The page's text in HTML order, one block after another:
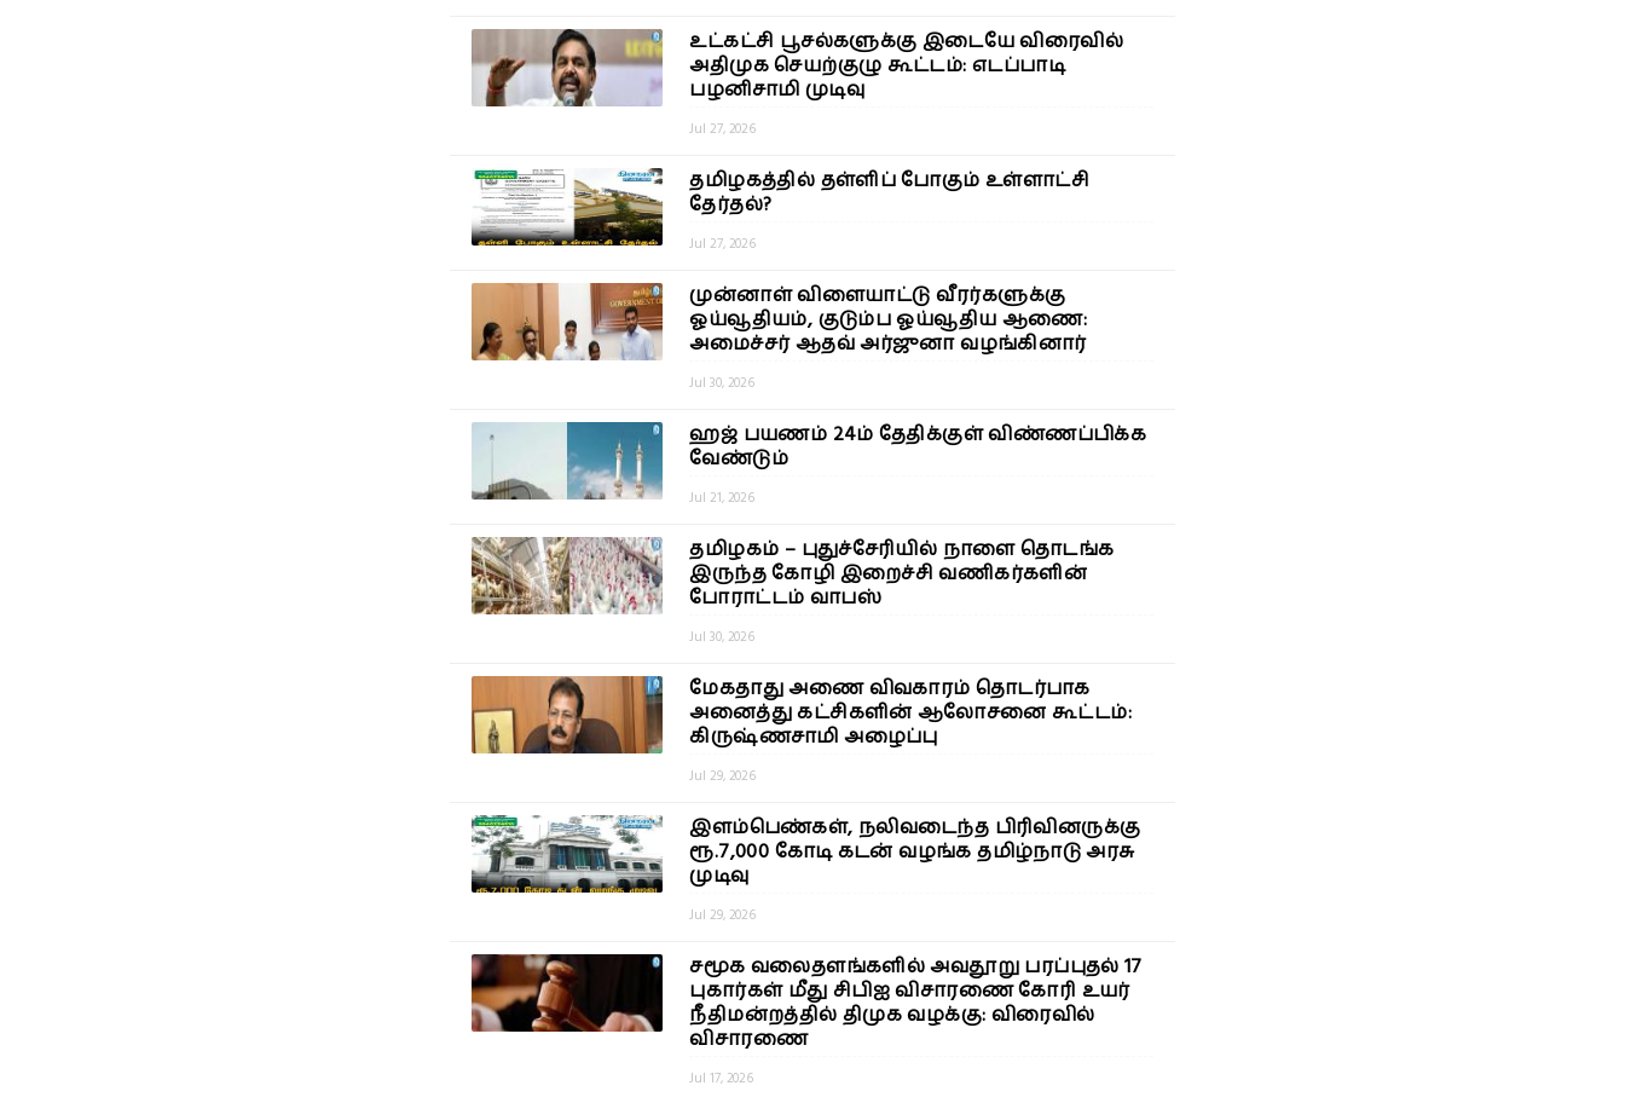
உட்கட்சி பூசல்களுக்கு இடையே விரைவில்
அதிமுக செயற்குழு கூட்டம்: எடப்பாடி
பழனிசாமி முடிவு
Jul 27, 2026
தமிழகத்தில் தள்ளிப் போகும் உள்ளாட்சி
தேர்தல்?
Jul 27, 2026
முன்னாள் விளையாட்டு வீரர்களுக்கு
ஓய்வூதியம், குடும்ப ஓய்வூதிய ஆணை:
அமைச்சர் ஆதவ் அர்ஜுனா வழங்கினார்
Jul 30, 2026
ஹஜ் பயணம் 24ம் தேதிக்குள் விண்ணப்பிக்க
வேண்டும்
Jul 21, 2026
தமிழகம் – புதுச்சேரியில் நாளை தொடங்க
இருந்த கோழி இறைச்சி வணிகர்களின்
போராட்டம் வாபஸ்
Jul 30, 2026
மேகதாது அணை விவகாரம் தொடர்பாக
அனைத்து கட்சிகளின் ஆலோசனை கூட்டம்:
கிருஷ்ணசாமி அழைப்பு
Jul 29, 2026
இளம்பெண்கள், நலிவடைந்த பிரிவினருக்கு
ரூ.7,000 கோடி கடன் வழங்க தமிழ்நாடு அரசு
முடிவு
Jul 29, 2026
சமூக வலைதளங்களில் அவதூறு பரப்புதல் 17
புகார்கள் மீது சிபிஐ விசாரணை கோரி உயர்
நீதிமன்றத்தில் திமுக வழக்கு: விரைவில்
விசாரணை
Jul 17, 2026